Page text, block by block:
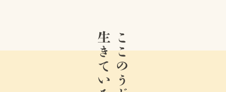
生きている。